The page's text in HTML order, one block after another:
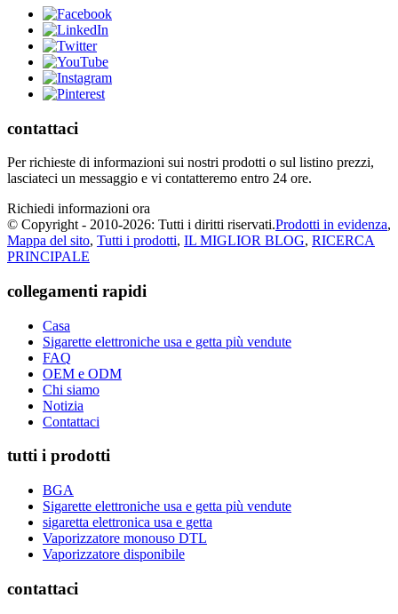
contattaci
Per richieste di informazioni sui nostri prodotti o sul listino prezzi,
lasciateci un messaggio e vi contatteremo entro 24 ore.
Richiedi informazioni ora
© Copyright - 2010-2026: Tutti i diritti riservati.Prodotti in evidenza,
Mappa del sito, Tutti i prodotti, IL MIGLIOR BLOG, RICERCA
PRINCIPALE
collegamenti rapidi
Casa
Sigarette elettroniche usa e getta più vendute
FAQ
OEM e ODM
Chi siamo
Notizia
Contattaci
tutti i prodotti
BGA
Sigarette elettroniche usa e getta più vendute
sigaretta elettronica usa e getta
Vaporizzatore monouso DTL
Vaporizzatore disponibile
contattaci